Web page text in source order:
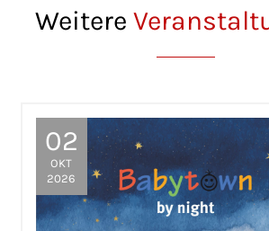
Weitere
02
OKT
2026